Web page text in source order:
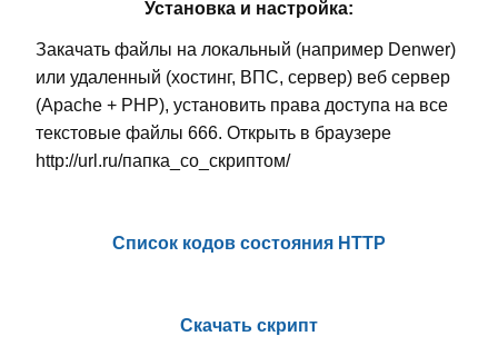
Установка и настройка:
Закачать файлы на локальный (например Denwer)
или удаленный (хостинг, ВПС, сервер) веб сервер
(Apache + PHP), установить права доступа на все
текстовые файлы 666. Открыть в браузере
http://url.ru/папка_со_скриптом/
Cписок кодов состояния HTTP
Скачать скрипт